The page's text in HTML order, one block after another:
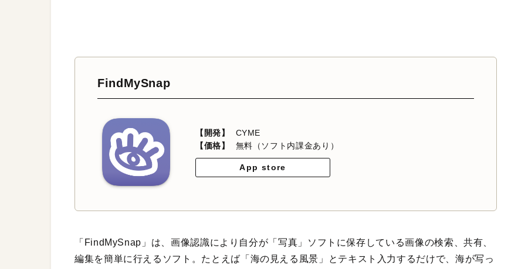
FindMySnap
【開発】
CYME
【価格】
無料（ソフト内課金あり）
App store
「FindMySnap」は、画像認識により自分が「写真」ソフトに保存している画像の検索、共有、
編集を簡単に行えるソフト。たとえば「海の見える風景」とテキスト入力するだけで、海が写っ